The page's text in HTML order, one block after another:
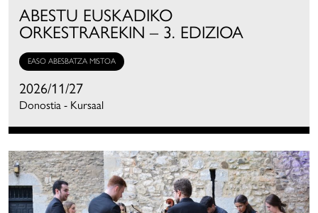
ABESTU EUSKADIKO
ORKESTRAREKIN – 3. EDIZIOA
EASO ABESBATZA MISTOA
2026/11/27
Donostia - Kursaal